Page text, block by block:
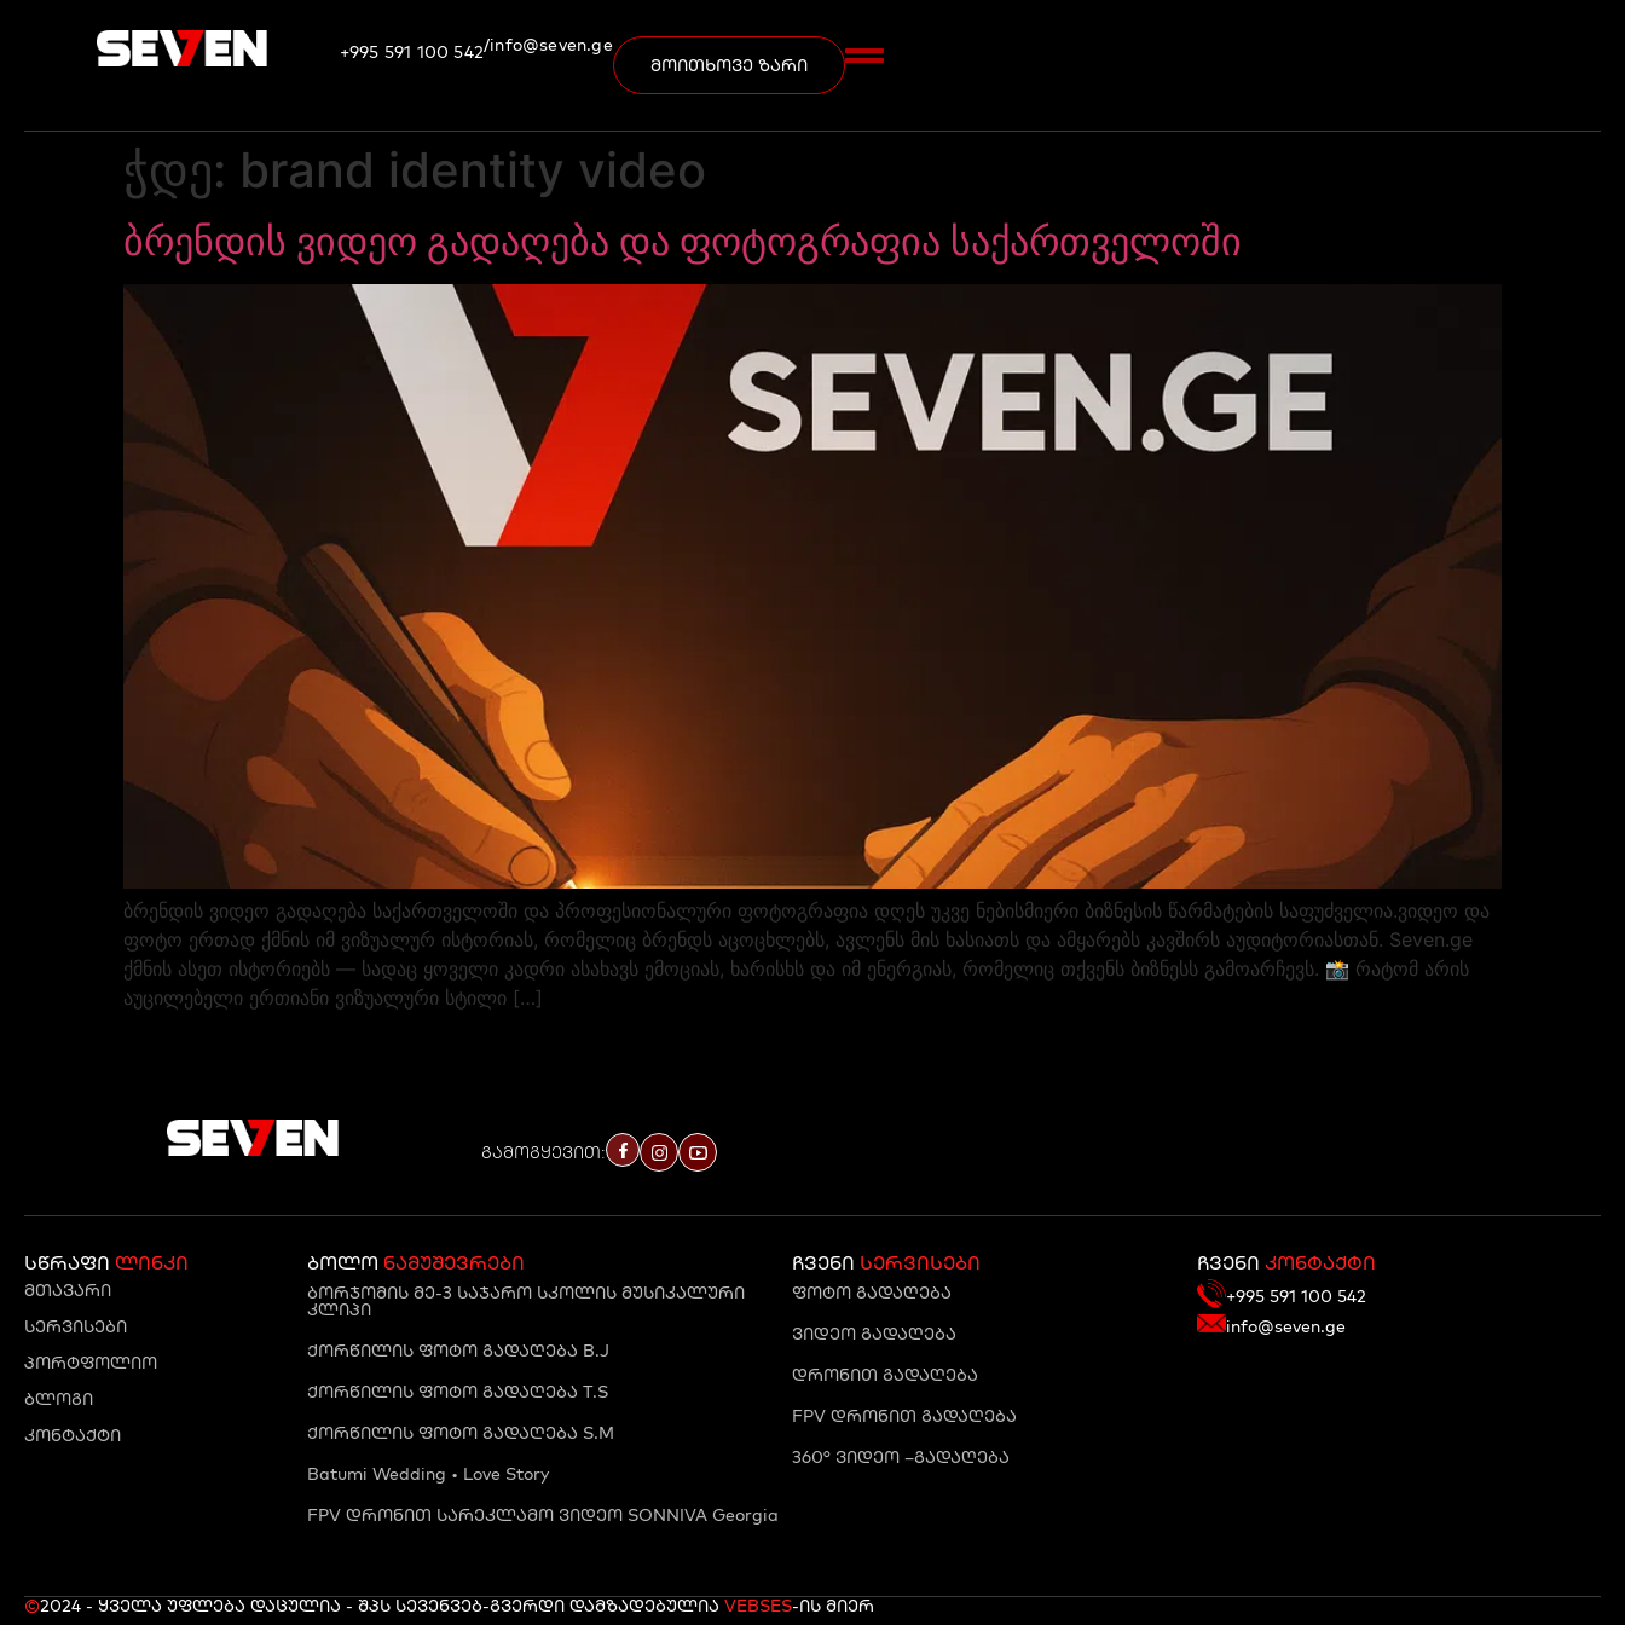
+995 591 100 542/info@seven.ge
მოითხოვე ზარი
ჭდე: brand identity video
ბრენდის ვიდეო გადაღება და ფოტოგრაფია საქართველოში
ბრენდის ვიდეო გადაღება საქართველოში და პროფესიონალური ფოტოგრაფია დღეს უკვე ნებისმიერი ბიზნესის წარმატების საფუძველია.ვიდეო და
ფოტო ერთად ქმნის იმ ვიზუალურ ისტორიას, რომელიც ბრენდს აცოცხლებს, ავლენს მის ხასიათს და ამყარებს კავშირს აუდიტორიასთან. Seven.ge
ქმნის ასეთ ისტორიებს — სადაც ყოველი კადრი ასახავს ემოციას, ხარისხს და იმ ენერგიას, რომელიც თქვენს ბიზნესს გამოარჩევს. 📸 რატომ არის
აუცილებელი ერთიანი ვიზუალური სტილი […]
გამოგყევით:
სწრაფი ლინკი
მთავარი
სერვისები
პორტფოლიო
ბლოგი
კონტაქტი
ბოლო ნამუშევრები
ბორჯომის მე-3 საჯარო სკოლის მუსიკალური
კლიპი
ქორწილის ფოტო გადაღება B.J
ქორწილის ფოტო გადაღება T.S
ქორწილის ფოტო გადაღება S.M
Batumi Wedding • Love Story
FPV დრონით სარეკლამო ვიდეო SONNIVA Georgia
ჩვენი სერვისები
ფოტო გადაღება
ვიდეო გადაღება
დრონით გადაღება
FPV დრონით გადაღება
360° ვიდეო –გადაღება
ჩვენი კონტაქტი
+995 591 100 542
info@seven.ge
©2024 - ყველა უფლება დაცულია - შპს სევენვებ-გვერდი დამზადებულია VEBSES-ის მიერ